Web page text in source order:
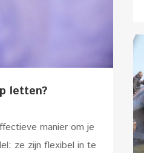
letten?
manier om je
ze zijn flexibel in te